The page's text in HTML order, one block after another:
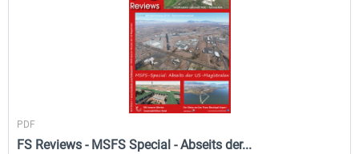
FS Reviews
PDF
FS Reviews - MSFS Special - Abseits der...